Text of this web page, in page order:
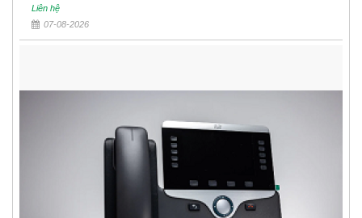
Liên hệ
07-08-2026